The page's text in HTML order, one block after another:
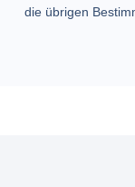
die übrigen